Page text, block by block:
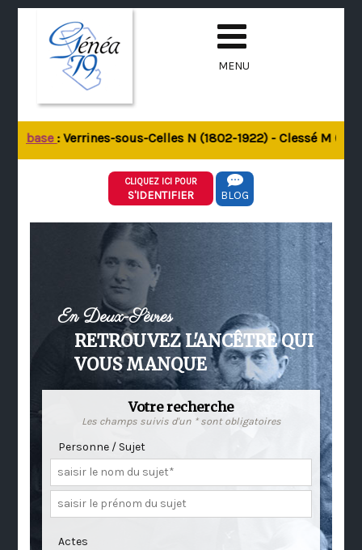
MENU
base: Verrines-sous-Celles N (1802-1922) - Clessé M
CLIQUEZ ICI POUR
S'IDENTIFIER BLOG
En Deux-Sèvres
RETROUVEZ L'ANCÊTRE QUI
VOUS MANQUE
Votre recherche
Les champs suivis d'un * sont obligatoires
Personne / Sujet
Actes